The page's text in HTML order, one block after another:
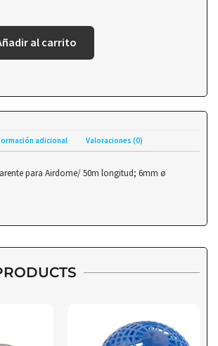
al carrito
adicional Valoraciones (0)
para Airdome/ 50m longitud; 6mm ø